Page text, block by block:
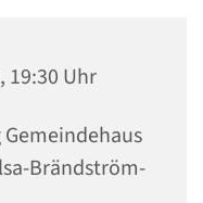
19:30 Uhr
Brändström-